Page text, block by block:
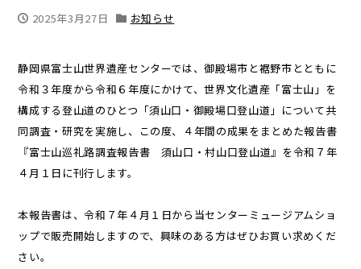
2025年3月27日 お知らせ
静岡県富士山世界遺産センターでは、御殿場市と裾野市とともに
令和３年度から令和６年度にかけて、世界文化遺産「富士山」を
構成する登山道のひとつ「須山口・御殿場口登山道」について共
同調査・研究を実施し、この度、４年間の成果をまとめた報告書
『富士山巡礼路調査報告書 須山口・村山口登山道』を令和７年
４月１日に刊行します。
本報告書は、令和７年４月１日から当センターミュージアムショ
ップで販売開始しますので、興味のある方はぜひお買い求めくだ
さい。